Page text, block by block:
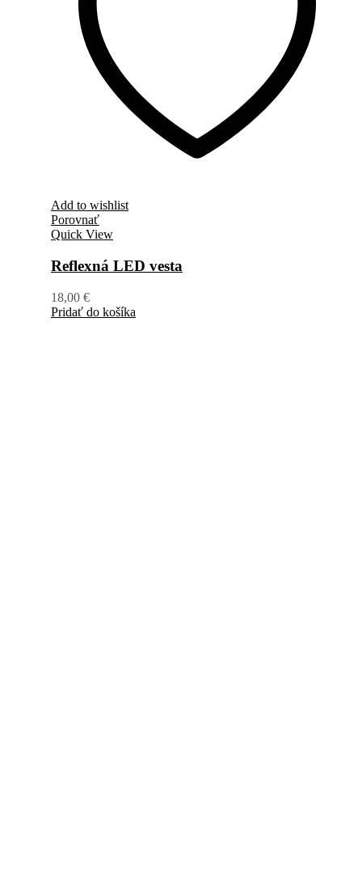
Add to wishlist
Porovnať
Quick View
Reflexná LED vesta
18,00 €
Pridať do košíka